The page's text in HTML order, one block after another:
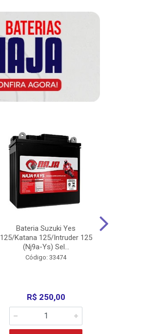
Bateria Suzuki Yes
125/Katana 125/Intruder 125
(Nj9a-Ys) Sel...
Código: 33474
R$ 250,00